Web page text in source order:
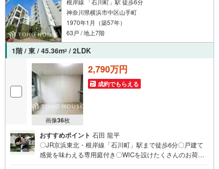
根岸線 「石川町」駅 徒歩6分
神奈川県横浜市中区山手町
1970年1月（築57年）
63戸 / 地上7階
1階 / 東 / 45.36m2 / 2LDK
画像36枚
2,790万円
成約でもらえる
おすすめポイント 石田 龍平
〇JR京浜東北・根岸線「石川町」駅まで徒歩6分〇戸建て
感覚を味わえる専用庭付き〇WICを設けたくさんのお荷物